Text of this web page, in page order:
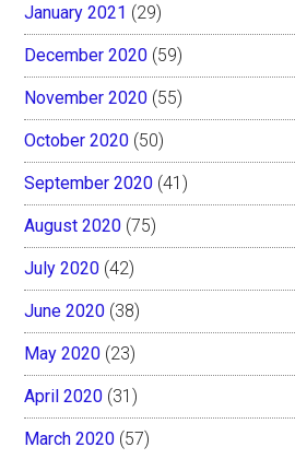
January 2021 (29)
December 2020 (59)
November 2020 (55)
October 2020 (50)
September 2020 (41)
August 2020 (75)
July 2020 (42)
June 2020 (38)
May 2020 (23)
April 2020 (31)
March 2020 (57)